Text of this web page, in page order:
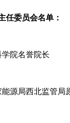
任委员会名单：
院名誉院长
源局西北监管局